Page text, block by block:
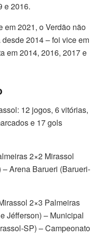
e 2016.
em 2021, o Verdão não
2014 – foi vice em
em 2014, 2016, 2017 e
12 jogos, 6 vitórias,
e 17 gols
2×2 Mirassol
Arena Barueri (Barueri-
2×3 Palmeiras
Jéfferson) – Municipal
SP) – Campeonato